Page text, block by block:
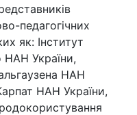
педагогічних
як: Інститут
НАН України,
НАН
НАН України,